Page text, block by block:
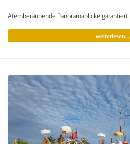
Atemberaubende Panoramablicke garantiert
weiterlesen…